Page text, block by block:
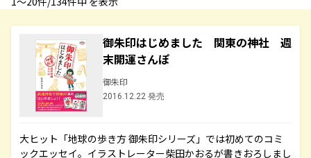
御朱印はじめました 関東の神社 週
末開運さんぽ
御朱印
2016.12.22 発売
大ヒット「地球の歩き方 御朱印シリーズ」では初めてのコミ
ックエッセイ。イラストレーター柴田かおるが書きおろしまし